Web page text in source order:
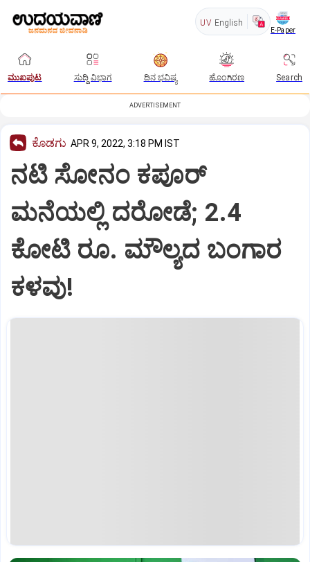
UV English
E-Paper
ಮುಖಪುಟ ಸುದ್ದಿ ವಿಭಾಗ ದಿನ ಭವಿಷ್ಯ ಹೊಂಗಿರಣ Search
ADVERTISEMENT
ಕೊಡಗು APR 9, 2022, 3:18 PM IST
ನಟಿ ಸೋನಂ ಕಪೂರ್
ಮನೆಯಲ್ಲಿ ದರೋಡೆ; 2.4
ಕೋಟಿ ರೂ. ಮೌಲ್ಯದ ಬಂಗಾರ
ಕಳವು!